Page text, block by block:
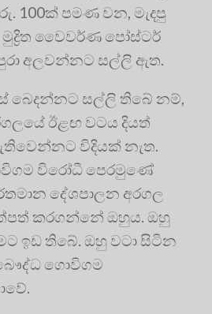
100ක් පමණ වන, මැදපු
මුද්‍රිත වෛවර්ණ පෝස්ටර්
අලවන්නට සල්ලි ඇත.
බෙදන්නට සල්ලි තිබේ නම්,
ඊළඟ වටය දියත්
විදියක් නැත.
විරෝධී පෙරමුණේ
දේශපාලන අරගල
කරගන්නේ ඔහුය. ඔහු
ඉඩ තිබේ. ඔහු වටා සිටින
ගොවිගම